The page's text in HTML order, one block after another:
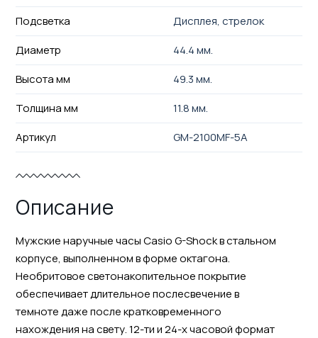
Подсветка
Дисплея, стрелок
Диаметр
44.4 мм.
Высота мм
49.3 мм.
Толщина мм
11.8 мм.
Артикул
GM-2100MF-5A
Описание
Мужские наручные часы Casio G-Shock в стальном
корпусе, выполненном в форме октагона.
Необритовое светонакопительное покрытие
обеспечивает длительное послесвечение в
темноте даже после кратковременного
нахождения на свету. 12-ти и 24-х часовой формат